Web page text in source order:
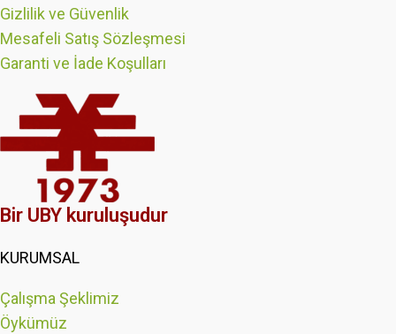
Gizlilik ve Güvenlik
Mesafeli Satış Sözleşmesi
Garanti ve İade Koşulları
Bir UBY kuruluşudur
KURUMSAL
Çalışma Şeklimiz
Öykümüz